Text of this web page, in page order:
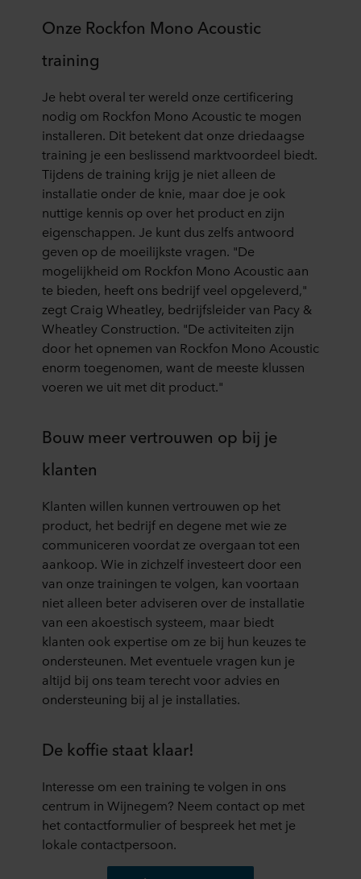
Onze Rockfon Mono Acoustic
training
Je hebt overal ter wereld onze certificering
nodig om Rockfon Mono Acoustic te mogen
installeren. Dit betekent dat onze driedaagse
training je een beslissend marktvoordeel biedt.
Tijdens de training krijg je niet alleen de
installatie onder de knie, maar doe je ook
nuttige kennis op over het product en zijn
eigenschappen. Je kunt dus zelfs antwoord
geven op de moeilijkste vragen. "De
mogelijkheid om Rockfon Mono Acoustic aan
te bieden, heeft ons bedrijf veel opgeleverd,"
zegt Craig Wheatley, bedrijfsleider van Pacy &
Wheatley Construction. "De activiteiten zijn
door het opnemen van Rockfon Mono Acoustic
enorm toegenomen, want de meeste klussen
voeren we uit met dit product."
Bouw meer vertrouwen op bij je
klanten
Klanten willen kunnen vertrouwen op het
product, het bedrijf en degene met wie ze
communiceren voordat ze overgaan tot een
aankoop. Wie in zichzelf investeert door een
van onze trainingen te volgen, kan voortaan
niet alleen beter adviseren over de installatie
van een akoestisch systeem, maar biedt
klanten ook expertise om ze bij hun keuzes te
ondersteunen. Met eventuele vragen kun je
altijd bij ons team terecht voor advies en
ondersteuning bij al je installaties.
De koffie staat klaar!
Interesse om een training te volgen in ons
centrum in Wijnegem? Neem contact op met
het contactformulier of bespreek het met je
lokale contactpersoon.